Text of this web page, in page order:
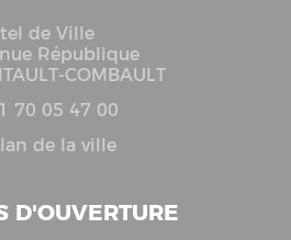
de Ville
République
COMBAULT
70 05 47 00
de la ville
D'OUVERTURE